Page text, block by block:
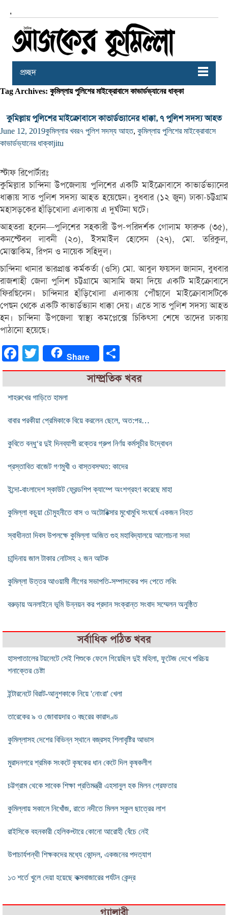
,
প্রচ্ছদ
Tag Archives: কুমিল্লায় পুলিশের মাইক্রোবাসে কাভার্ডভ্যানের ধাক্কা
কুমিল্লায় পুলিশের মাইক্রোবাসে কাভার্ডভ্যানের ধাক্কা, ৭ পুলিশ সদস্য আহত
June 12, 2019কুমিল্লার খবর৭ পুলিশ সদস্য আহত, কুমিল্লায় পুলিশের মাইক্রোবাসে
কাভার্ডভ্যানের ধাক্কাjitu
স্টাফ রিপোর্টারঃ
কুমিল্লার চান্দিনা উপজেলায় পুলিশের একটি মাইক্রোবাসে কাভার্ডভ্যানের
ধাক্কায় সাত পুলিশ সদস্য আহত হয়েছেন। বুধবার (১২ জুন) ঢাকা-চট্টগ্রাম
মহাসড়কের হাঁড়িখোলা এলাকায় এ দুর্ঘটনা ঘটে।
আহতরা হলেন—পুলিশের সহকারী উপ-পরিদর্শক গোলাম ফারুক (৩৫),
কনস্টেবল লাবনী (২০), ইসমাইল হোসেন (২৭), মো. তরিকুল,
মোস্তাকিম, রিপন ও নায়েক সহিদুল।
চান্দিনা থানার ভারপ্রাপ্ত কর্মকর্তা (ওসি) মো. আবুল ফয়সল জানান, বুধবার
রাজশাহী জেলা পুলিশ চট্টগ্রামে আসামি জমা দিয়ে একটি মাইক্রোবাসে
ফিরছিলেন। চান্দিনার হাঁড়িখোলা এলাকায় পৌঁছালে মাইক্রোবাসটিকে
পেছন থেকে একটি কাভার্ডভ্যান ধাক্কা দেয়। এতে সাত পুলিশ সদস্য আহত
হন। চান্দিনা উপজেলা স্বাস্থ্য কমপ্লেক্সে চিকিৎসা শেষে তাদের ঢাকায়
পাঠানো হয়েছে।
FacebookTwitter Share
সাম্প্রতিক খবর
শাহরুখের গাড়িতে হামলা
বাবার পরকীয়া প্রেমিকাকে বিয়ে করলেন ছেলে, অত:পর…
কুবিতে বন্ধু‘র দুই দিনব্যাপী রক্তের গ্রুপ নির্ণয় কর্মসূচীর উদ্বোধন
প্রস্তাবিত বাজেট গণমুখী ও বাস্তবসম্মত: কাদের
ইন্দো-বাংলাদেশ স্কাউট ফ্রেন্ডশিপ ক্যাম্পে অংশগ্রহণ করেছে মাহা
কুমিল্লা কচুয়া চৌমুহনীতে বাস ও অটোরিক্সার মুখোমুখি সংঘর্ষে একজন নিহত
স্বাধীনতা দিবস উপলক্ষে কুমিল্লা অজিত গুহ মহাবিদ্যালয়ে আলোচনা সভা
চান্দিনায় জাল টাকার নোটসহ ২ জন আটক
কুমিল্লা উত্তর আওয়ামী লীগের সভাপতি-সম্পাদকের পদ পেতে লবিং
বরুড়ায় অনলাইনে ভূমি উন্নয়ন কর প্রদান সংক্রান্ত সংবাদ সম্মেলন অনুষ্ঠিত
সর্বাধিক পঠিত খবর
হাসপাতালের টয়লেটে সেই শিশুকে ফেলে গিয়েছিল দুই মহিলা, ফুটেজ দেখে পরিচয়
শনাক্তের চেষ্টা
ইন্টারনেটে বিরাট-আনুশকাকে নিয়ে 'নোংরা' খেলা
তারেকের ৯ ও জোবায়দার ৩ বছরের কারাদণ্ড
কুমিল্লাসহ দেশের বিভিন্ন স্থানে বজ্রসহ শিলাবৃষ্টির আভাস
মুরাদনগরে শ্রমিক সংকটে কৃষকের ধান কেটে দিল কৃষকলীগ
চট্টগ্রাম থেকে সাবেক শিক্ষা প্রতিমন্ত্রী এহসানুল হক মিলন গ্রেফতার
কুমিল্লায় সকালে নিখোঁজ, রাতে নদীতে মিলল স্কুল ছাত্রের লাশ
রাইসিকে বহনকারী হেলিকপ্টারে কোনো আরোহী বেঁচে নেই
উপাচার্যপন্থী শিক্ষকদের মধ্যে কোন্দল, একজনের পদত্যাগ
১৩ শর্তে খুলে দেয়া হয়েছে কক্সবাজারের পর্যটন কেন্দ্র